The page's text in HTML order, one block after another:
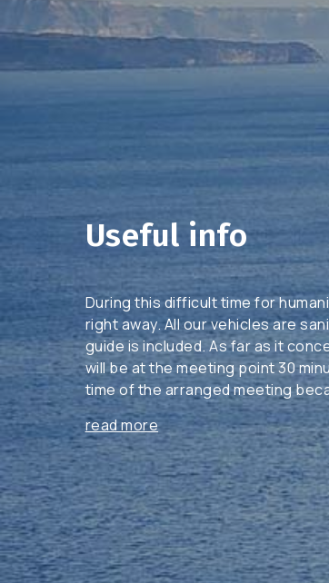
Useful info
During this difficult time for
right away. All our vehicles are
guide is included. As far as it
will be at the meeting point 30
time of the arranged meeting
read more